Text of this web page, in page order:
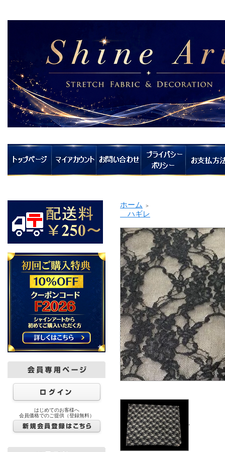
はじめてのお客様へ
会員価格でのご提供（登録無料）
ホーム ＞
ハギレ